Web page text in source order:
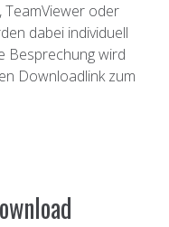
TeamViewer oder
dabei individuell
Besprechung wird
Downloadlink zum